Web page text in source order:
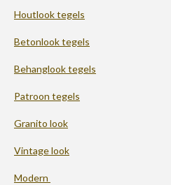
Houtlook tegels
Betonlook tegels
Behanglook tegels
Patroon tegels
Granito look
Vintage look
Modern